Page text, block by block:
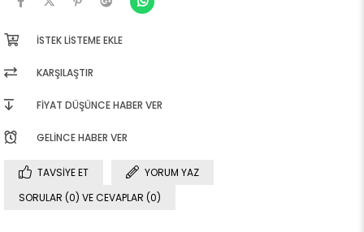
İSTEK LISTEME EKLE
KARŞILAŞTIR
FIYAT DÜŞÜNCE HABER VER
GELINCE HABER VER
TAVSIYE ET
YORUM YAZ
SORULAR (0) VE CEVAPLAR (0)